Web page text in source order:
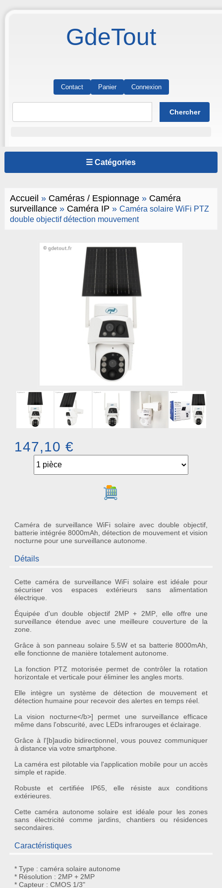
GdeTout
Contact Panier Connexion
☰ Catégories
Accueil » Caméras / Espionnage» Caméra
surveillance» Caméra IP » Caméra solaire WiFi PTZ
double objectif détection mouvement
147,10 €
Ajouter au panier
Caméra de surveillance WiFi solaire avec double objectif,
batterie intégrée 8000mAh, détection de mouvement et vision
nocturne pour une surveillance autonome.
Détails
Cette caméra de surveillance WiFi solaire est idéale pour
sécuriser vos espaces extérieurs sans alimentation
électrique.
Équipée d'undouble objectif 2MP + 2MP , elle offre une
surveillance étendue avec une meilleure couverture de la
zone.
Grâce à son panneau solaire 5.5W et sa batterie 8000mAh
elle fonctionne de manière totalement autonome.
La fonction PTZ motorisée permet de contrôler la rotation
horizontale et verticale pour éliminer les angles morts.
Elle intègre un système dedétection de mouvement et
détection humaine pour recevoir des alertes en temps réel.
Lavision nocturne</b>] permet une surveillance efficace
même dans l'obscurité, avec LEDs infrarouges et éclairage.
Grâce à l'[b]audio bidirectionnel , vous pouvez communiquer
à distance via votre smartphone.
La caméra est pilotable via l'application mobile pour un accès
simple et rapide.
Robuste et certifiée IP65 , elle résiste aux conditions
extérieures.
Cettecaméra autonome solaire est idéale pour les zones
sans électricité comme jardins, chantiers ou résidences
secondaires.
Caractéristiques
* Type : caméra solaire autonome
* Résolution : 2MP + 2MP
* Capteur : CMOS 1/3"